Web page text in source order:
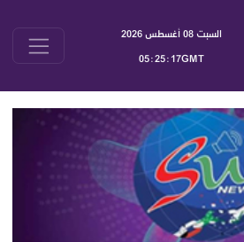
السبت 08 أغسطس 2026
05:25:17GMT